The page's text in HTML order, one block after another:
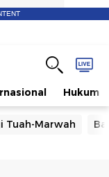
Hukum
Tuah-Marwah